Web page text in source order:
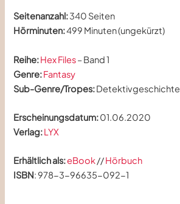
Seitenanzahl:340 Seiten
Hörminuten:499 Minuten (ungekürzt)
Reihe:Hex Files– Band 1
Genre:Fantasy
Sub-Genre/Tropes:Detektivgeschichte
Erscheinungsdatum:01.06.2020
Verlag:LYX
Erhältlich als:eBook//Hörbuch
ISBN: 978-3-96635-092-1